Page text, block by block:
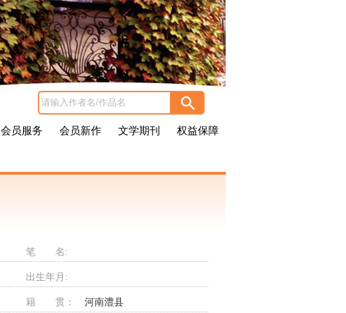
会员服务 会员新作 文学期刊 权益保障
笔 名:
出生年月:
籍 贯： 河南澧县